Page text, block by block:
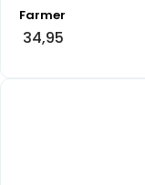
Farmer
34,95